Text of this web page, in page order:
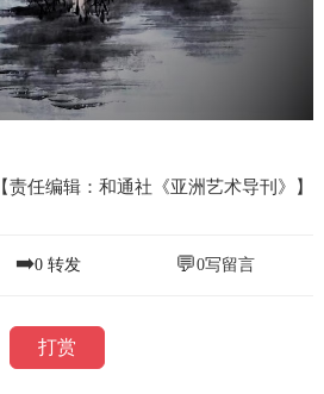
【责任编辑：和通社《亚洲艺术导刊》】
➡️0 转发 💬0写留言
打赏